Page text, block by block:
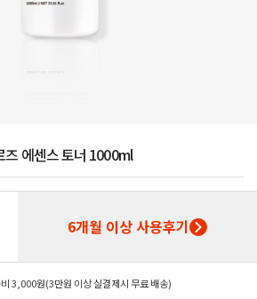
즈 에센스 토너 1000ml
6개월 이상 사용후기
3,000원(3만원 이상 실결제시 무료 배송)